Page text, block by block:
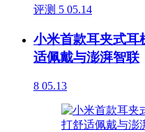
评测 5 05.14
小米首款耳夹式耳
适佩戴与澎湃智联
8 05.13